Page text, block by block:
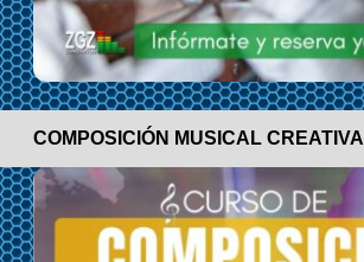
COMPOSICIÓN MUSICAL CREATIVA